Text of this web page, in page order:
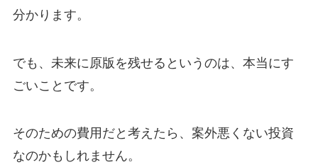
分かります。
でも、未来に原版を残せるというのは、本当にす
ごいことです。
そのための費用だと考えたら、案外悪くない投資
なのかもしれません。